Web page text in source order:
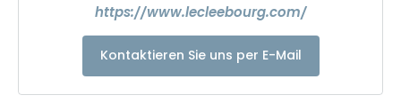
https://www.lecleebourg.com/
Kontaktieren Sie uns per E-Mail